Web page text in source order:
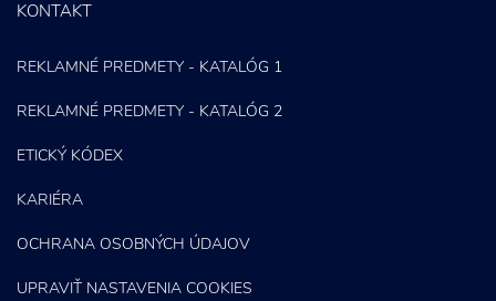
KONTAKT
REKLAMNÉ PREDMETY - KATALÓG 1
REKLAMNÉ PREDMETY - KATALÓG 2
ETICKÝ KÓDEX
KARIÉRA
OCHRANA OSOBNÝCH ÚDAJOV
UPRAVIŤ NASTAVENIA COOKIES